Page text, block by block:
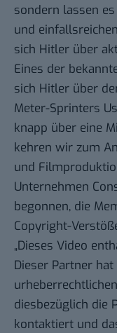
sondern lassen
und
sich Hitler über
Eines der
sich Hitler über
Meter-Sprinters
knapp über eine
kehren wir zum
und
Unternehmen
begonnen, die
Copyright-
„Dieses Video
Dieser Partner
diesbezüglich die
kontaktiert und